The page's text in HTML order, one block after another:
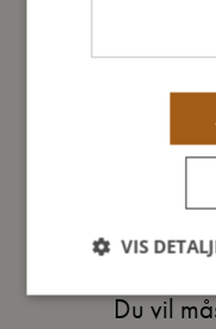
Du vil
VIS